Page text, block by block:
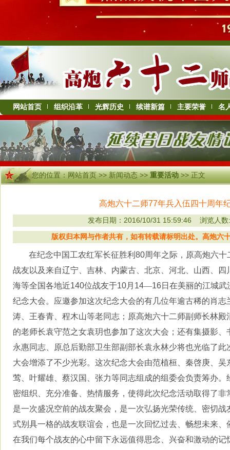
网站首页 组织沿革 光辉历史 续谱新篇 主要荣誉 名
您的位置：网站首页>>新闻动态>>重要活动>> 正文
高炮六十二师77年兵入伍四十周年
发布日期：2016/10/31 15:59:46 浏览人数:
版权归本网与作者共有，如有转载请标明出处。高炮
在纪念中国工农红军长征胜利 80周年之际，原高炮六十
战友以及来自辽宁、吉林、内蒙古、北京、河北、山西、
海等全国各地近140位战友于10月 14—16日在美丽的江城
纪念大会。应邀参加这次纪念大会的有几位年逾古稀的肖
涛、王春青、程木山等老同志；原高炮六十二师副师长林殿
的老师长袁守范之女袁玥也参加了这次大会；还有集摄影
永惠同志、原总后勤部卫生部副部长袁永林少将也光临了
大会增添了不少光彩。这次纪念大会由范植桓、秦啓庚、
莺、叶耀雄、蔡汉国、张力等同志组成的组委会负责筹办
密组织、充分准备、热情服务，使得此次纪念活动取得了
是一次盛况空前的战友聚会，是一次弘扬光荣传统、密切
式别具一格的战友联谊会，也是一次回忆过去、畅想未来
在我们每个战友的心中留下永远值得思念、兴奋和激动的记